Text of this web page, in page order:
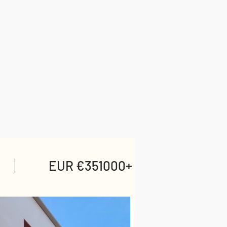
EUR €351000+